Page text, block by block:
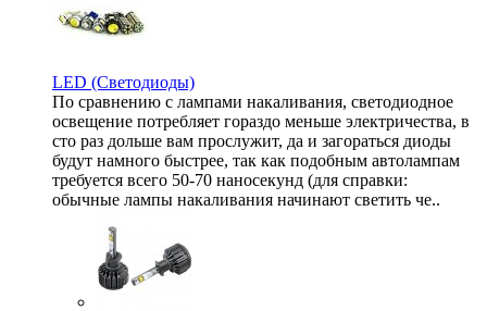
LED (Светодиоды)
По сравнению с лампами накаливания, светодиодное
освещение потребляет гораздо меньше электричества, в
сто раз дольше вам прослужит, да и загораться диоды
будут намного быстрее, так как подобным автолампам
требуется всего 50-70 наносекунд (для справки:
обычные лампы накаливания начинают светить че..